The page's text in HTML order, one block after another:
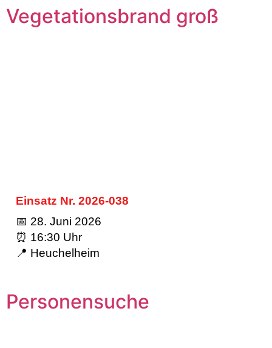
Vegetationsbrand groß
Einsatz Nr. 2026-038
📅 28. Juni 2026
⏰ 16:30 Uhr
📍 Heuchelheim
Personensuche